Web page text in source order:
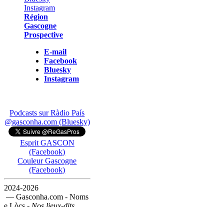
Région
Gascogne
Prospective
E-mail
Facebook
Bluesky
Instagram
Podcasts sur Ràdio País
@gasconha.com (Bluesky)
Esprit GASCON
(Facebook)
Couleur Gascogne
(Facebook)
2024-2026
— Gasconha.com - Noms